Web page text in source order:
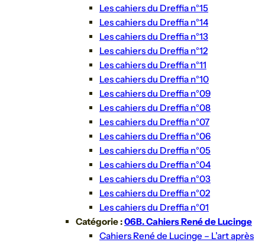
Les cahiers du Dreffia n°15
Les cahiers du Dreffia n°14
Les cahiers du Dreffia n°13
Les cahiers du Dreffia n°12
Les cahiers du Dreffia n°11
Les cahiers du Dreffia n°10
Les cahiers du Dreffia n°09
Les cahiers du Dreffia n°08
Les cahiers du Dreffia n°07
Les cahiers du Dreffia n°06
Les cahiers du Dreffia n°05
Les cahiers du Dreffia n°04
Les cahiers du Dreffia n°03
Les cahiers du Dreffia n°02
Les cahiers du Dreffia n°01
Catégorie :06B. Cahiers René de Lucinge
Cahiers René de Lucinge – L’art après